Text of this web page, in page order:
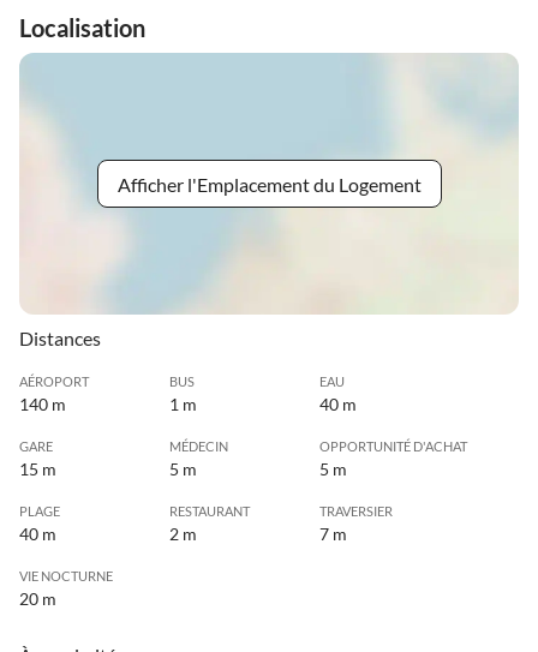
Localisation
Afficher l'Emplacement du Logement
Distances
AÉROPORT
140 m
BUS
1 m
EAU
40 m
GARE
15 m
MÉDECIN
5 m
OPPORTUNITÉ D'ACHAT
5 m
PLAGE
40 m
RESTAURANT
2 m
TRAVERSIER
7 m
VIE NOCTURNE
20 m